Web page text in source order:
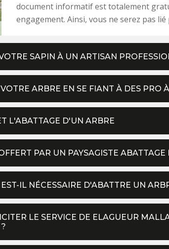
document informatif est totalement
engagement. Ainsi, vous ne serez pas lié
SAPIN À UN ARTISAN
ARBRE EN SE FIANT À DES PRO
L'ABATTAGE D'UN ARBRE
PAR UN PAYSAGISTE
IL NÉCESSAIRE D'ABATTRE UN
LE SERVICE DE ELAGUEUR